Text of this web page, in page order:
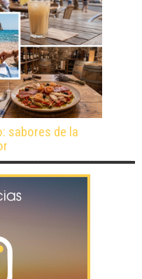
sabores de la